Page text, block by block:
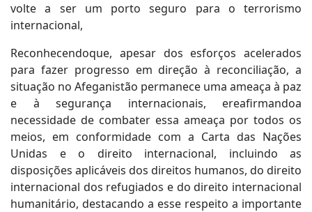
volte a ser um porto seguro para o terrorismo
internacional,
Reconhecendoque, apesar dos esforços acelerados
para fazer progresso em direção à reconciliação, a
situação no Afeganistão permanece uma ameaça à paz
e à segurança internacionais, ereafirmandoa
necessidade de combater essa ameaça por todos os
meios, em conformidade com a Carta das Nações
Unidas e o direito internacional, incluindo as
disposições aplicáveis dos direitos humanos, do direito
internacional dos refugiados e do direito internacional
humanitário, destacando a esse respeito a importante